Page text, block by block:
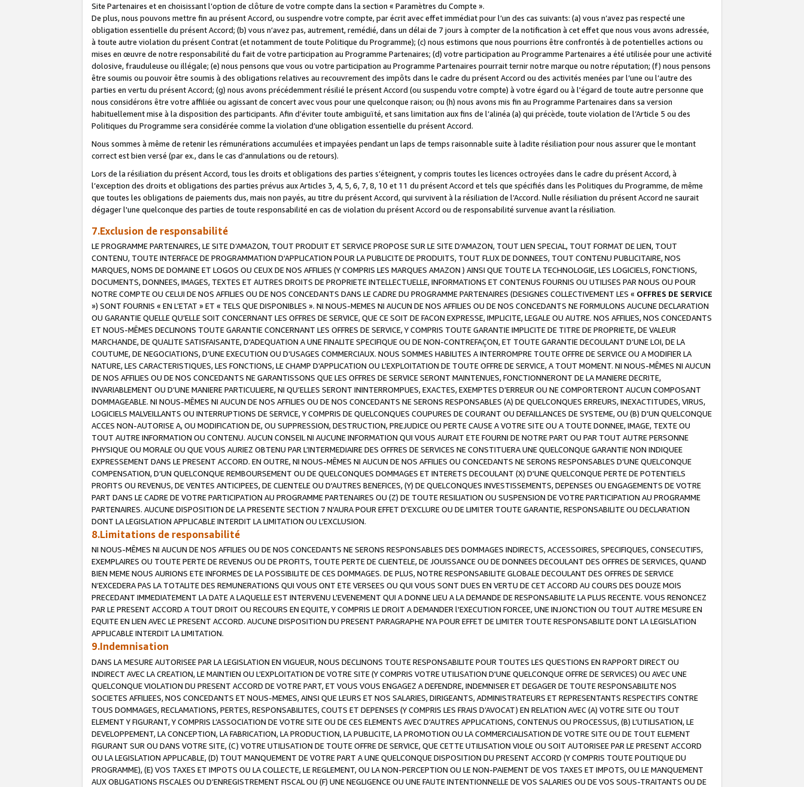
Site Partenaires et en choisissant l’option de clôture de votre compte dans la section « Paramètres du Compte ».
De plus, nous pouvons mettre fin au présent Accord, ou suspendre votre compte, par écrit avec effet immédiat pour l’un des cas suivants: (a) vous n’avez pas respecté une
obligation essentielle du présent Accord; (b) vous n’avez pas, autrement, remédié, dans un délai de 7 jours à compter de la notification à cet effet que nous vous avons adressée,
à toute autre violation du présent Contrat (et notamment de toute Politique du Programme); (c) nous estimons que nous pourrions être confrontés à de potentielles actions ou
mises en œuvre de notre responsabilité du fait de votre participation au Programme Partenaires; (d) votre participation au Programme Partenaires a été utilisée pour une activité
dolosive, frauduleuse ou illégale; (e) nous pensons que vous ou votre participation au Programme Partenaires pourrait ternir notre marque ou notre réputation; (f) nous pensons
être soumis ou pouvoir être soumis à des obligations relatives au recouvrement des impôts dans le cadre du présent Accord ou des activités menées par l’une ou l’autre des
parties en vertu du présent Accord; (g) nous avons précédemment résilié le présent Accord (ou suspendu votre compte) à votre égard ou à l'égard de toute autre personne que
nous considérons être votre affiliée ou agissant de concert avec vous pour une quelconque raison; ou (h) nous avons mis fin au Programme Partenaires dans sa version
habituellement mise à la disposition des participants. Afin d’éviter toute ambiguïté, et sans limitation aux fins de l’alinéa (a) qui précède, toute violation de l’Article 5 ou des
Politiques du Programme sera considérée comme la violation d’une obligation essentielle du présent Accord.
Nous sommes à même de retenir les rémunérations accumulées et impayées pendant un laps de temps raisonnable suite à ladite résiliation pour nous assurer que le montant
correct est bien versé (par ex., dans le cas d’annulations ou de retours).
Lors de la résiliation du présent Accord, tous les droits et obligations des parties s’éteignent, y compris toutes les licences octroyées dans le cadre du présent Accord, à
l’exception des droits et obligations des parties prévus aux Articles 3, 4, 5, 6, 7, 8, 10 et 11 du présent Accord et tels que spécifiés dans les Politiques du Programme, de même
que toutes les obligations de paiements dus, mais non payés, au titre du présent Accord, qui survivent à la résiliation de l’Accord. Nulle résiliation du présent Accord ne saurait
dégager l'une quelconque des parties de toute responsabilité en cas de violation du présent Accord ou de responsabilité survenue avant la résiliation.
7.Exclusion de responsabilité
LE PROGRAMME PARTENAIRES, LE SITE D’AMAZON, TOUT PRODUIT ET SERVICE PROPOSE SUR LE SITE D’AMAZON, TOUT LIEN SPECIAL, TOUT FORMAT DE LIEN, TOUT
CONTENU, TOUTE INTERFACE DE PROGRAMMATION D'APPLICATION POUR LA PUBLICITE DE PRODUITS, TOUT FLUX DE DONNEES, TOUT CONTENU PUBLICITAIRE, NOS
MARQUES, NOMS DE DOMAINE ET LOGOS OU CEUX DE NOS AFFILIES (Y COMPRIS LES MARQUES AMAZON ) AINSI QUE TOUTE LA TECHNOLOGIE, LES LOGICIELS, FONCTIONS,
DOCUMENTS, DONNEES, IMAGES, TEXTES ET AUTRES DROITS DE PROPRIETE INTELLECTUELLE, INFORMATIONS ET CONTENUS FOURNIS OU UTILISES PAR NOUS OU POUR
NOTRE COMPTE OU CELUI DE NOS AFFILIES OU DE NOS CONCEDANTS DANS LE CADRE DU PROGRAMME PARTENAIRES (DESIGNES COLLECTIVEMENT LES « OFFRES DE SERVICE
») SONT FOURNIS « EN L’ETAT » ET « TELS QUE DISPONIBLES ». NI NOUS-MEMES NI AUCUN DE NOS AFFILIES OU DE NOS CONCEDANTS NE FORMULONS AUCUNE DECLARATION
OU GARANTIE QUELLE QU’ELLE SOIT CONCERNANT LES OFFRES DE SERVICE, QUE CE SOIT DE FACON EXPRESSE, IMPLICITE, LEGALE OU AUTRE. NOS AFFILIES, NOS CONCEDANTS
ET NOUS-MÊMES DECLINONS TOUTE GARANTIE CONCERNANT LES OFFRES DE SERVICE, Y COMPRIS TOUTE GARANTIE IMPLICITE DE TITRE DE PROPRIETE, DE VALEUR
MARCHANDE, DE QUALITE SATISFAISANTE, D’ADEQUATION A UNE FINALITE SPECIFIQUE OU DE NON-CONTREFAÇON, ET TOUTE GARANTIE DECOULANT D’UNE LOI, DE LA
COUTUME, DE NEGOCIATIONS, D’UNE EXECUTION OU D’USAGES COMMERCIAUX. NOUS SOMMES HABILITES A INTERROMPRE TOUTE OFFRE DE SERVICE OU A MODIFIER LA
NATURE, LES CARACTERISTIQUES, LES FONCTIONS, LE CHAMP D’APPLICATION OU L’EXPLOITATION DE TOUTE OFFRE DE SERVICE, A TOUT MOMENT. NI NOUS-MÊMES NI AUCUN
DE NOS AFFILIES OU DE NOS CONCEDANTS NE GARANTISSONS QUE LES OFFRES DE SERVICE SERONT MAINTENUES, FONCTIONNERONT DE LA MANIERE DECRITE,
INVARIABLEMENT OU D’UNE MANIERE PARTICULIERE, NI QU’ELLES SERONT ININTERROMPUES, EXACTES, EXEMPTES D’ERREUR OU NE COMPORTERONT AUCUN COMPOSANT
DOMMAGEABLE. NI NOUS-MÊMES NI AUCUN DE NOS AFFILIES OU DE NOS CONCEDANTS NE SERONS RESPONSABLES (A) DE QUELCONQUES ERREURS, INEXACTITUDES, VIRUS,
LOGICIELS MALVEILLANTS OU INTERRUPTIONS DE SERVICE, Y COMPRIS DE QUELCONQUES COUPURES DE COURANT OU DEFAILLANCES DE SYSTEME, OU (B) D'UN QUELCONQUE
ACCES NON-AUTORISE A, OU MODIFICATION DE, OU SUPPRESSION, DESTRUCTION, PREJUDICE OU PERTE CAUSE A VOTRE SITE OU A TOUTE DONNEE, IMAGE, TEXTE OU
TOUT AUTRE INFORMATION OU CONTENU. AUCUN CONSEIL NI AUCUNE INFORMATION QUI VOUS AURAIT ETE FOURNI DE NOTRE PART OU PAR TOUT AUTRE PERSONNE
PHYSIQUE OU MORALE OU QUE VOUS AURIEZ OBTENU PAR L’INTERMEDIAIRE DES OFFRES DE SERVICES NE CONSTITUERA UNE QUELCONQUE GARANTIE NON INDIQUEE
EXPRESSEMENT DANS LE PRESENT ACCORD. EN OUTRE, NI NOUS-MÊMES NI AUCUN DE NOS AFFILIES OU CONCEDANTS NE SERONS RESPONSABLES D’UNE QUELCONQUE
COMPENSATION, D’UN QUELCONQUE REMBOURSEMENT OU DE QUELCONQUES DOMMAGES ET INTERETS DECOULANT (X) D'UNE QUELCONQUE PERTE DE POTENTIELS
PROFITS OU REVENUS, DE VENTES ANTICIPEES, DE CLIENTELE OU D'AUTRES BENEFICES, (Y) DE QUELCONQUES INVESTISSEMENTS, DEPENSES OU ENGAGEMENTS DE VOTRE
PART DANS LE CADRE DE VOTRE PARTICIPATION AU PROGRAMME PARTENAIRES OU (Z) DE TOUTE RESILIATION OU SUSPENSION DE VOTRE PARTICIPATION AU PROGRAMME
PARTENAIRES. AUCUNE DISPOSITION DE LA PRESENTE SECTION 7 N'AURA POUR EFFET D'EXCLURE OU DE LIMITER TOUTE GARANTIE, RESPONSABILITE OU DECLARATION
DONT LA LEGISLATION APPLICABLE INTERDIT LA LIMITATION OU L’EXCLUSION.
8.Limitations de responsabilité
NI NOUS-MÊMES NI AUCUN DE NOS AFFILIES OU DE NOS CONCEDANTS NE SERONS RESPONSABLES DES DOMMAGES INDIRECTS, ACCESSOIRES, SPECIFIQUES, CONSECUTIFS,
EXEMPLAIRES OU TOUTE PERTE DE REVENUS OU DE PROFITS, TOUTE PERTE DE CLIENTELE, DE JOUISSANCE OU DE DONNEES DECOULANT DES OFFRES DE SERVICES, QUAND
BIEN MEME NOUS AURIONS ETE INFORMES DE LA POSSIBILITE DE CES DOMMAGES. DE PLUS, NOTRE RESPONSABILITE GLOBALE DECOULANT DES OFFRES DE SERVICE
N’EXCEDERA PAS LA TOTALITE DES REMUNERATIONS QUI VOUS ONT ETE VERSEES OU QUI VOUS SONT DUES EN VERTU DE CET ACCORD AU COURS DES DOUZE MOIS
PRECEDANT IMMEDIATEMENT LA DATE A LAQUELLE EST INTERVENU L’EVENEMENT QUI A DONNE LIEU A LA DEMANDE DE RESPONSABILITE LA PLUS RECENTE. VOUS RENONCEZ
PAR LE PRESENT ACCORD A TOUT DROIT OU RECOURS EN EQUITE, Y COMPRIS LE DROIT A DEMANDER l'EXECUTION FORCEE, UNE INJONCTION OU TOUT AUTRE MESURE EN
EQUITE EN LIEN AVEC LE PRESENT ACCORD. AUCUNE DISPOSITION DU PRESENT PARAGRAPHE N'A POUR EFFET DE LIMITER TOUTE RESPONSABILITE DONT LA LEGISLATION
APPLICABLE INTERDIT LA LIMITATION.
9.Indemnisation
DANS LA MESURE AUTORISEE PAR LA LEGISLATION EN VIGUEUR, NOUS DECLINONS TOUTE RESPONSABILITE POUR TOUTES LES QUESTIONS EN RAPPORT DIRECT OU
INDIRECT AVEC LA CREATION, LE MAINTIEN OU L’EXPLOITATION DE VOTRE SITE (Y COMPRIS VOTRE UTILISATION D'UNE QUELCONQUE OFFRE DE SERVICES) OU AVEC UNE
QUELCONQUE VIOLATION DU PRESENT ACCORD DE VOTRE PART, ET VOUS VOUS ENGAGEZ A DEFENDRE, INDEMNISER ET DEGAGER DE TOUTE RESPONSABILITE NOS
SOCIETES AFFILIEES, NOS CONCEDANTS ET NOUS-MEMES, AINSI QUE LEURS ET NOS SALARIES, DIRIGEANTS, ADMINISTRATEURS ET REPRESENTANTS RESPECTIFS CONTRE
TOUS DOMMAGES, RECLAMATIONS, PERTES, RESPONSABILITES, COUTS ET DEPENSES (Y COMPRIS LES FRAIS D’AVOCAT) EN RELATION AVEC (A) VOTRE SITE OU TOUT
ELEMENT Y FIGURANT, Y COMPRIS L’ASSOCIATION DE VOTRE SITE OU DE CES ELEMENTS AVEC D’AUTRES APPLICATIONS, CONTENUS OU PROCESSUS, (B) L’UTILISATION, LE
DEVELOPPEMENT, LA CONCEPTION, LA FABRICATION, LA PRODUCTION, LA PUBLICITE, LA PROMOTION OU LA COMMERCIALISATION DE VOTRE SITE OU DE TOUT ELEMENT
FIGURANT SUR OU DANS VOTRE SITE, (C) VOTRE UTILISATION DE TOUTE OFFRE DE SERVICE, QUE CETTE UTILISATION VIOLE OU SOIT AUTORISEE PAR LE PRESENT ACCORD
OU LA LEGISLATION APPLICABLE, (D) TOUT MANQUEMENT DE VOTRE PART A UNE QUELCONQUE DISPOSITION DU PRESENT ACCORD (Y COMPRIS TOUTE POLITIQUE DU
PROGRAMME), (E) VOS TAXES ET IMPOTS OU LA COLLECTE, LE REGLEMENT, OU LA NON-PERCEPTION OU LE NON-PAIEMENT DE VOS TAXES ET IMPOTS, OU LE MANQUEMENT
AUX OBLIGATIONS FISCALES OU D’ENREGISTREMENT FISCAL OU (F) UNE NEGLIGENCE OU UNE FAUTE INTENTIONNELLE DE VOS SALARIES OU DE VOS SOUS-TRAITANTS OU DE